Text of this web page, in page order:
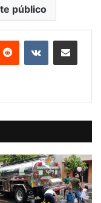
público
Reddit VKontakteCompartir vía Mail